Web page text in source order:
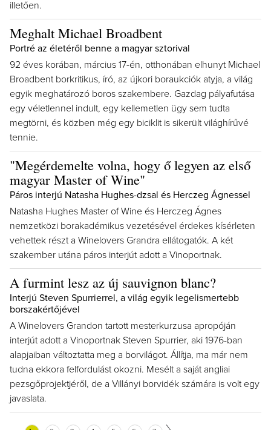
illetően.
Meghalt Michael Broadbent
Portré az életéről benne a magyar sztorival
92 éves korában, március 17-én, otthonában elhunyt Michael
Broadbent borkritikus, író, az újkori boraukciók atyja, a világ
egyik meghatározó boros szakembere. Gazdag pályafutása
egy véletlennel indult, egy kellemetlen ügy sem tudta
megtörni, és közben még egy biciklit is sikerült világhírűvé
tennie.
"Megérdemelte volna, hogy ő legyen az első
magyar Master of Wine"
Páros interjú Natasha Hughes-dzsal és Herczeg Ágnessel
Natasha Hughes Master of Wine és Herczeg Ágnes
nemzetközi borakadémikus vezetésével érdekes kísérleten
vehettek részt a Winelovers Grandra ellátogatók. A két
szakember utána páros interjút adott a Vinoportnak.
A furmint lesz az új sauvignon blanc?
Interjú Steven Spurrierrel, a világ egyik legelismertebb
borszakértőjével
A Winelovers Grandon tartott mesterkurzusa apropóján
interjút adott a Vinoportnak Steven Spurrier, aki 1976-ban
alapjaiban változtatta meg a borvilágot. Állítja, ma már nem
tudna ekkora felfordulást okozni. Mesélt a saját angliai
pezsgőprojektjéről, de a Villányi borvidék számára is volt egy
javaslata.